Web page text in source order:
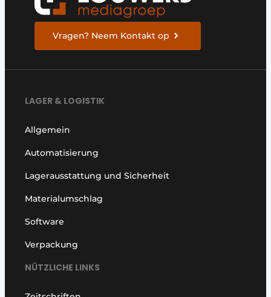
Vragen? Neem Kontakt op
LAGER & LOGISTIK
Allgemein
Automatisierung
Lagerausstattung und Sicherheit
Materialumschlag
Software
Verpackung
NÜTZLICHE LINKS